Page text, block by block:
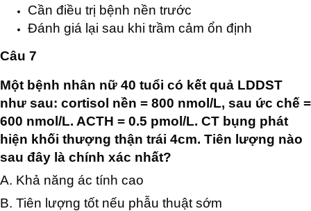
Cần điều trị bệnh nền trước
Đánh giá lại sau khi trầm cảm ổn định
Câu 7
Một bệnh nhân nữ 40 tuổi có kết quả LDDST
như sau: cortisol nền = 800 nmol/L, sau ức chế =
600 nmol/L. ACTH = 0.5 pmol/L. CT bụng phát
hiện khối thượng thận trái 4cm. Tiên lượng nào
sau đây là chính xác nhất?
A. Khả năng ác tính cao
B. Tiên lượng tốt nếu phẫu thuật sớm